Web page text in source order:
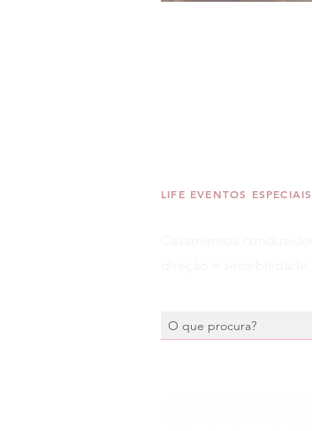
LIFE EVENTOS ESPECIAIS